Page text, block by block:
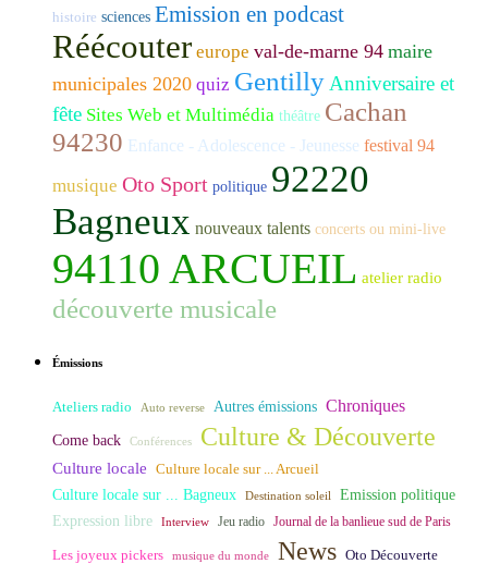
histoire sciences Emission en podcast
Réécouter europe val-de-marne 94 maire
municipales 2020 quiz Gentilly Anniversaire et
fête Sites Web et Multimédia théâtre Cachan
94230 Enfance - Adolescence - Jeunesse festival 94
musique Oto Sport politique 92220
Bagneux nouveaux talents concerts ou mini-live
94110 ARCUEIL atelier radio
découverte musicale
Émissions
Ateliers radio Auto reverse Autres émissions Chroniques
Come back Conférences Culture & Découverte
Culture locale Culture locale sur ... Arcueil
Culture locale sur ... Bagneux Destination soleil Emission politique
Expression libre Interview Jeu radio Journal de la banlieue sud de Paris
Les joyeux pickers musique du monde News Oto Découverte